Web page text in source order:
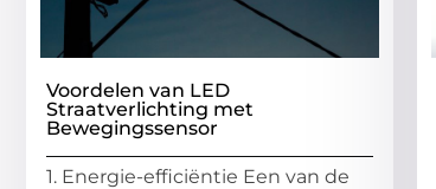
Voordelen van LED
Straatverlichting met
Bewegingssensor
1. Energie-efficiëntie Een van de